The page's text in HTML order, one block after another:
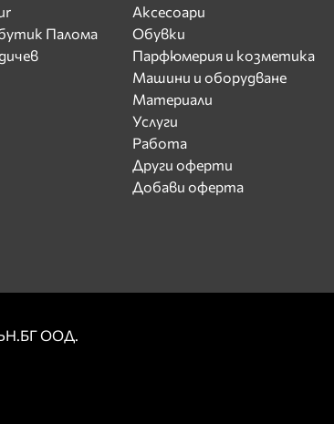
Палома
Аксесоари
Обувки
Парфюмерия и козметика
Машини и оборудване
Материали
Услуги
Работа
Други оферти
Добави оферта
ООД.